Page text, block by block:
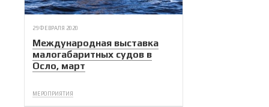
29 ФЕВРАЛЯ 2020
Международная выставка
малогабаритных судов в
Осло, март
МЕРОПРИЯТИЯ